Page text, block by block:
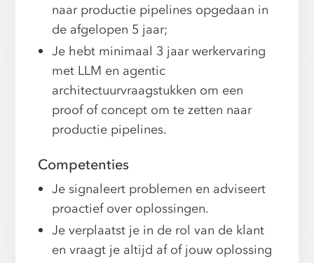
naar productie pipelines opgedaan in
de afgelopen 5 jaar;
Je hebt minimaal 3 jaar werkervaring
met LLM en agentic
architectuurvraagstukken om een
proof of concept om te zetten naar
productie pipelines.
Competenties
Je signaleert problemen en adviseert
proactief over oplossingen.
Je verplaatst je in de rol van de klant
en vraagt je altijd af of jouw oplossing